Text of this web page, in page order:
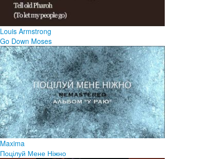
Louis Armstrong
Go Down Moses
Maxima
Поцілуй Мене Ніжно